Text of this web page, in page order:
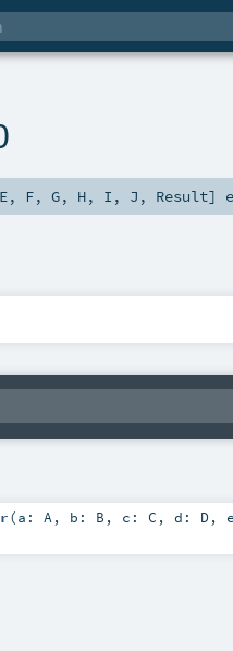
E, F,G, H, I , J , Result]
(a: A , b: B , c: C , d: D,